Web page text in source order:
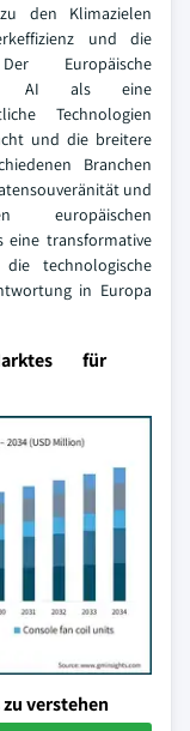
den Klimazielen
und die
Europäische
AI als eine
Technologien
und die breitere
Branchen
und
eine transformative
technologische
in Europa
für
verstehen